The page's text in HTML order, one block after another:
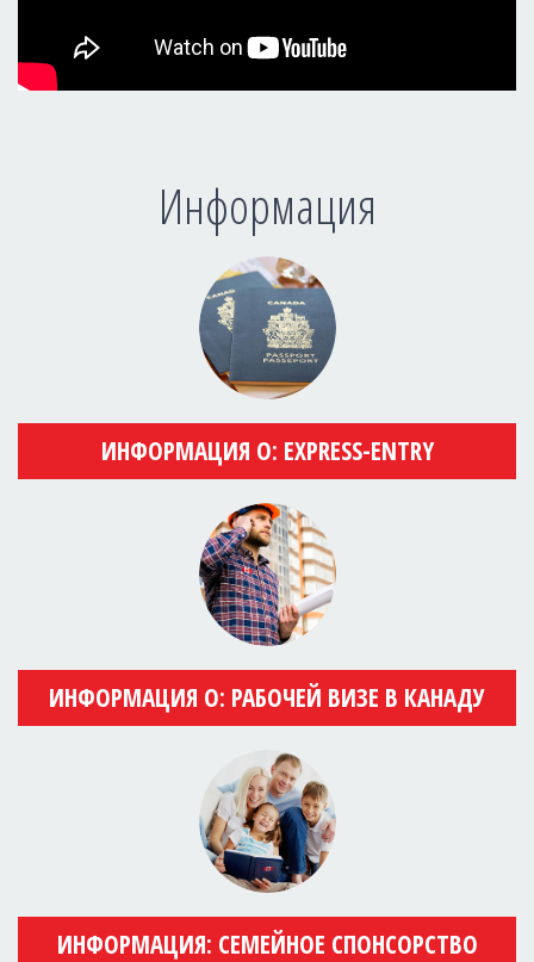
Информация
ИНФОРМАЦИЯ О: EXPRESS-ENTRY
ИНФОРМАЦИЯ О: РАБОЧЕЙ ВИЗЕ В КАНАДУ
ИНФОРМАЦИЯ: СЕМЕЙНОЕ СПОНСОРСТВО